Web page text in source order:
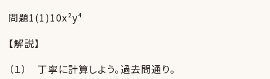
問題1(1)10x²y⁴
【解説】
（１） 丁寧に計算しよう。過去問通り。